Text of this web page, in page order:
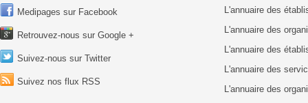
Medipages sur Facebook
Retrouvez-nous sur Google +
Suivez-nous sur Twitter
Suivez nos flux RSS
L'annuaire des
L'annuaire des
L'annuaire des
L'annuaire des
L'annuaire des